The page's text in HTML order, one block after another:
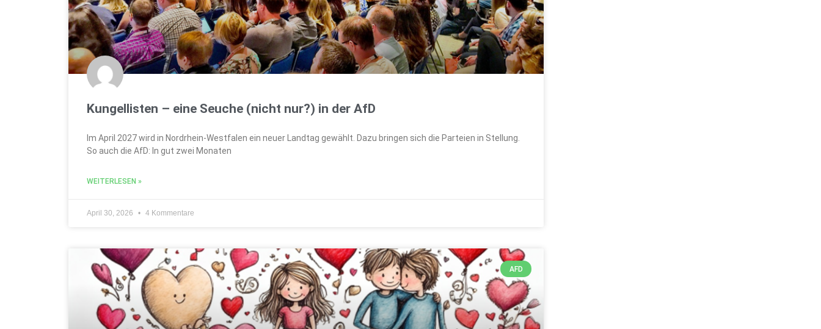
Kungellisten – eine Seuche (nicht nur?) in der AfD
Im April 2027 wird in Nordrhein-Westfalen ein neuer Landtag gewählt. Dazu bringen sich die Parteien in Stellung.
So auch die AfD: In gut zwei Monaten
WEITERLESEN »
April 30, 2026 4 Kommentare
AFD